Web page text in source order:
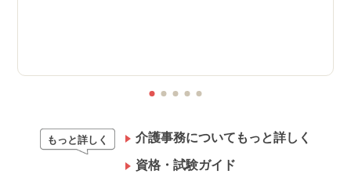
もっと詳しく 介護事務についてもっと詳しく
資格・試験ガイド